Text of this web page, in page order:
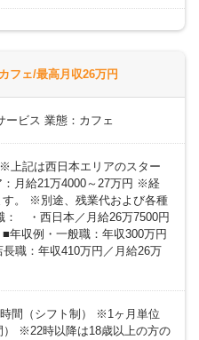
フェ/最高月収26万円
ービス 業態：カフェ
上記は西日本エリアのスター
：月給21万4000～27万円 ※経
。 ※別途、残業代および各種
・西日本／月給26万7500円
収例・一般職：年収300万円
職：年収410万円／月給26万
間（シフト制） ※1ヶ月単位
） ※22時以降は18歳以上の方の